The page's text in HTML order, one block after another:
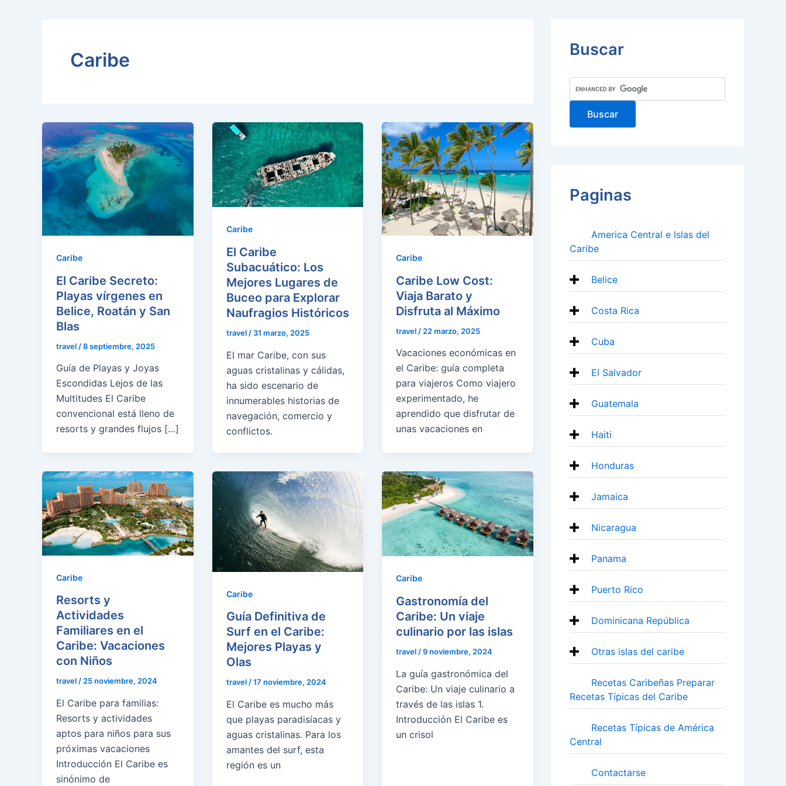
Caribe
Caribe
El Caribe Secreto:
Playas vírgenes en
Belice, Roatán y San
Blas
travel /8 septiembre, 2025
Guía de Playas y Joyas
Escondidas Lejos de las
Multitudes El Caribe
convencional está lleno de
resorts y grandes flujos […]
Caribe
El Caribe
Subacuático: Los
Mejores Lugares de
Buceo para Explorar
Naufragios Históricos
travel/ 31 marzo, 2025
El mar Caribe, con sus
aguas cristalinas y cálidas,
ha sido escenario de
innumerables historias de
navegación, comercio y
conflictos.
Caribe
Caribe Low Cost:
Viaja Barato y
Disfruta al Máximo
travel / 22 marzo, 2025
Vacaciones económicas en
el Caribe: guía completa
para viajeros Como viajero
experimentado, he
aprendido que disfrutar de
unas vacaciones en
Caribe
Resorts y
Actividades
Familiares en el
Caribe: Vacaciones
con Niños
travel/25 noviembre, 2024
El Caribe para familias:
Resorts y actividades
aptos para niños para sus
próximas vacaciones
Introducción El Caribe es
sinónimo de
Caribe
Guía Definitiva de
Surf en el Caribe:
Mejores Playas y
Olas
travel/17 noviembre, 2024
El Caribe es mucho más
que playas paradisíacas y
aguas cristalinas. Para los
amantes del surf, esta
región es un
Caribe
Gastronomía del
Caribe: Un viaje
culinario por las islas
travel /9 noviembre, 2024
La guía gastronómica del
Caribe: Un viaje culinario a
través de las islas 1.
Introducción El Caribe es
un crisol
Buscar
Paginas
America Central e Islas del
Caribe
Belice
Costa Rica
Cuba
El Salvador
Guatemala
Haiti
Honduras
Jamaica
Nicaragua
Panama
Puerto Rico
Dominicana República
Otras islas del caribe
Recetas Caribeñas Preparar
Recetas Típicas del Caribe
Recetas Típicas de América
Central
Contactarse